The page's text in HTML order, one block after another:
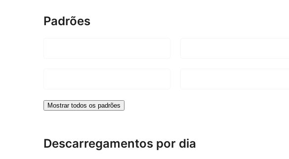
Padrões
Mostrar todos os padrões
Descarregamentos por dia